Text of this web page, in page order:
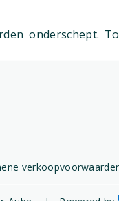
onderschept.